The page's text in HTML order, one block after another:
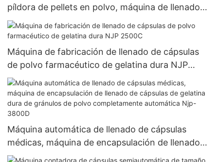
píldora de pellets en polvo, máquina de llenado
de cápsulas de gelatina dura vacía Njp 1500D
Máquina de fabricación de llenado de cápsulas
de polvo farmacéutico de gelatina dura NJP
2500C
Máquina automática de llenado de cápsulas
médicas, máquina de encapsulación de llenado
de cápsulas de gelatina dura de gránulos de